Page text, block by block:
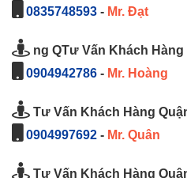
0835748593 - Mr. Đạt
ng QTư Vấn Khách Hàng
0904942786 - Mr. Hoàng
Tư Vấn Khách Hàng
0904997692 - Mr. Quân
Tư Vấn Khách Hàng